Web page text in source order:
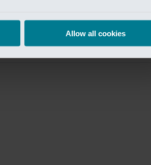
Allow all cookies
Lanschot Kempen Research